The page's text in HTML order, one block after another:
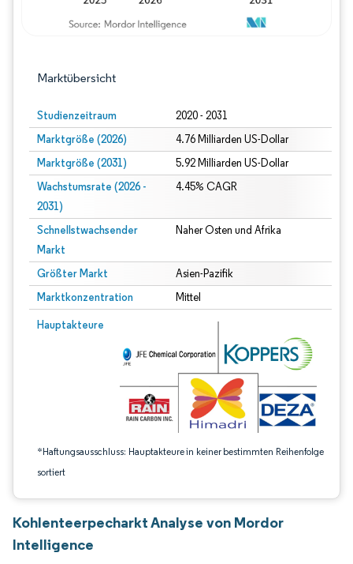
Marktübersicht
Studienzeitraum 2020 - 2031
Marktgröße (2026) 4.76 Milliarden US-Dollar
Marktgröße (2031) 5.92 Milliarden US-Dollar
Wachstumsrate (2026 -
2031)
4.45% CAGR
Schnellstwachsender
Markt
Naher Osten und Afrika
Größter Markt Asien-Pazifik
Marktkonzentration Mittel
Hauptakteure
*Haftungsausschluss: Hauptakteure in keiner bestimmten Reihenfolge
sortiert
Bild © Mordor Intelligence. Wiederverwendung erfordert Namensnennung
Kohlenteerpecharkt Analyse von Mordor
Intelligence